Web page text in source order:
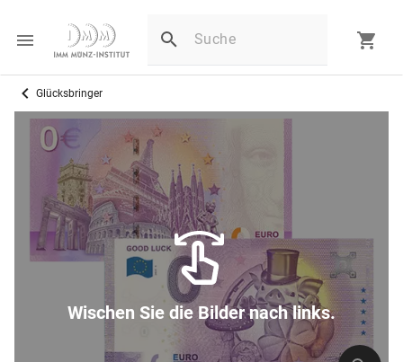
Glücksbringer
Wischen Sie die Bilder nach links.